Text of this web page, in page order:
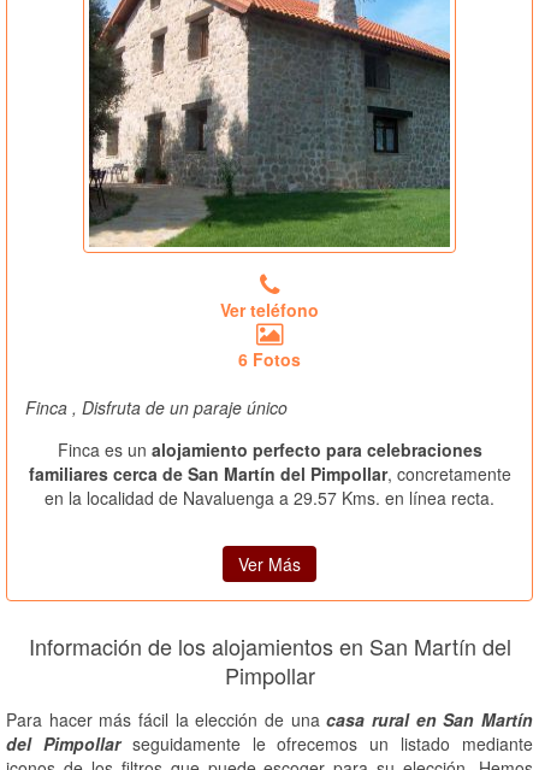
Ver teléfono
6 Fotos
Finca , Disfruta de un paraje único
Finca es un alojamiento perfecto para celebraciones
familiares cerca de San Martín del Pimpollar, concretamente
en la localidad de Navaluenga a 29.57 Kms. en línea recta.
Ver Más
Información de los alojamientos en San Martín del
Pimpollar
Para hacer más fácil la elección de unacasa rural en San Martín
del Pimpollarseguidamente le ofrecemos un listado mediante